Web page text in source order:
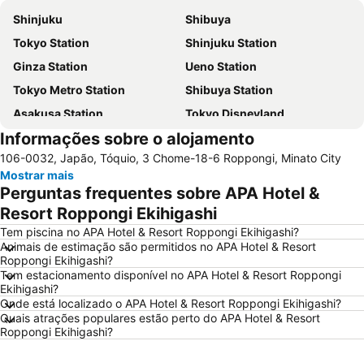
Shinjuku
Shibuya
Tokyo Station
Shinjuku Station
Ginza Station
Ueno Station
Tokyo Metro Station
Shibuya Station
Asakusa Station
Tokyo Disneyland
Tokyo Disney Resort
Shinagawa Station
Shinjuku Metro Station
Akasaka Station-Tokyo
Asakusa Metro Station
International Airport Haneda
Akihabara Station
Port of Tokyo
Ginza Metro Station
Ikebukuro Station
Haneda Airport Terminal 1 Station
Roppongi Station
Akihabara Metro Station
Ueno Metro Station
Shibuya Metro Station
Uneo
Taito
Tokyo Midtown Hall & Conference
Informações sobre o alojamento
106-0032, Japão, Tóquio, 3 Chome-18-6 Roppongi, Minato City
Mostrar mais
Perguntas frequentes sobre APA Hotel &
Resort Roppongi Ekihigashi
Tem piscina no APA Hotel & Resort Roppongi Ekihigashi?
Animais de estimação são permitidos no APA Hotel & Resort
Roppongi Ekihigashi?
Tem estacionamento disponível no APA Hotel & Resort Roppongi
Ekihigashi?
Onde está localizado o APA Hotel & Resort Roppongi Ekihigashi?
Quais atrações populares estão perto do APA Hotel & Resort
Roppongi Ekihigashi?